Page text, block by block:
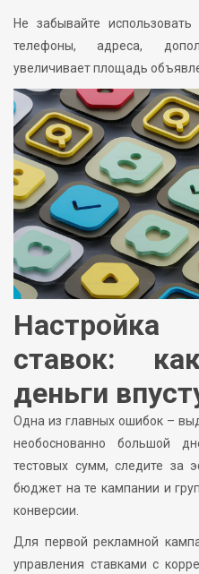
Не забывайте
телефоны, адреса,
увеличивает площадь
ставок:
деньги
Одна из главных ошибок –
необоснованно большой
тестовых сумм, следите за
бюджет на те кампании и
конверсии.
Для первой рекламной
управления ставками с